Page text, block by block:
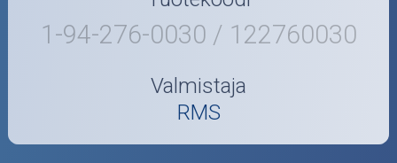
1-94-276-0030 / 122760030
Valmistaja
RMS